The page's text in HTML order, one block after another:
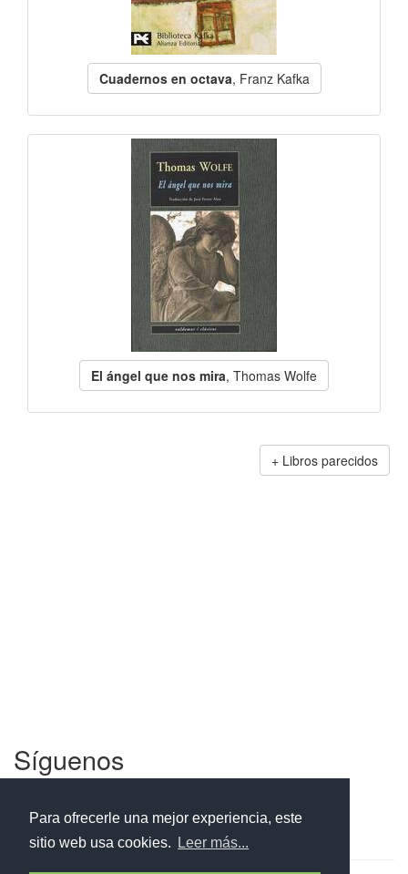
Para ofrecerle una mejor experiencia, este
sitio web usa cookies.
Leer más...
Cuadernos en octava, Franz Kafka
El ángel que nos mira, Thomas Wolfe
Libros parecidos
Síguenos